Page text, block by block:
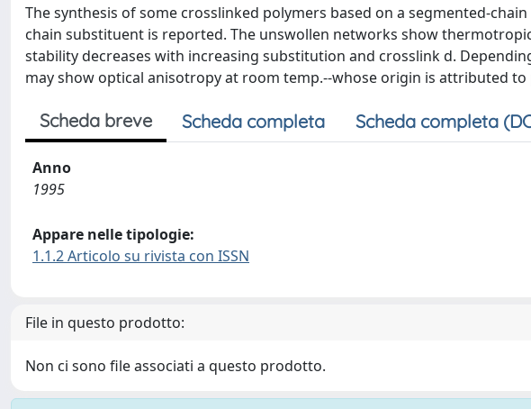
The synthesis of some crosslinked polymers based on a segmented-
chain substituent is reported. The unswollen networks show
stability decreases with increasing substitution and crosslink d.
may show optical anisotropy at room temp.--whose origin is attributed to
Scheda breve Scheda completa Scheda completa
Anno
1995
Appare nelle tipologie:
1.1.2 Articolo su rivista con ISSN
File in questo prodotto:
Non ci sono file associati a questo prodotto.